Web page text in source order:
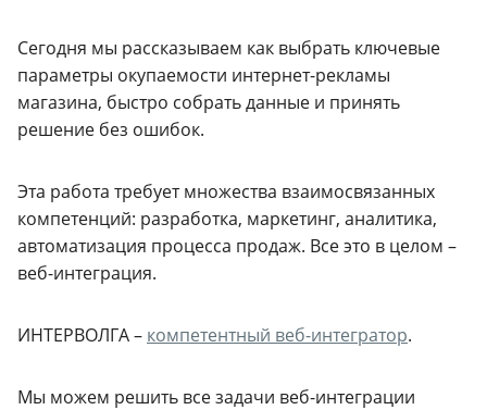
Сегодня мы рассказываем как выбрать ключевые
параметры окупаемости интернет-рекламы
магазина, быстро собрать данные и принять
решение без ошибок.
Эта работа требует множества взаимосвязанных
компетенций: разработка, маркетинг, аналитика,
автоматизация процесса продаж. Все это в целом –
веб-интеграция.
ИНТЕРВОЛГА – компетентный веб-интегратор.
Мы можем решить все задачи веб-интеграции